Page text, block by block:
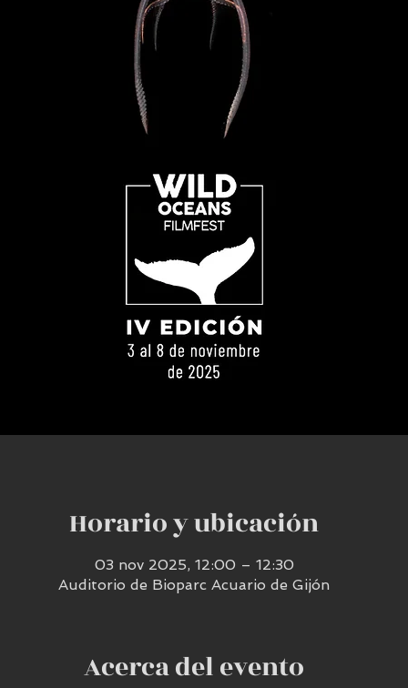
Horario y ubicación
03 nov 2025, 12:00 – 12:30
Auditorio de Bioparc Acuario de Gijón
Acerca del evento